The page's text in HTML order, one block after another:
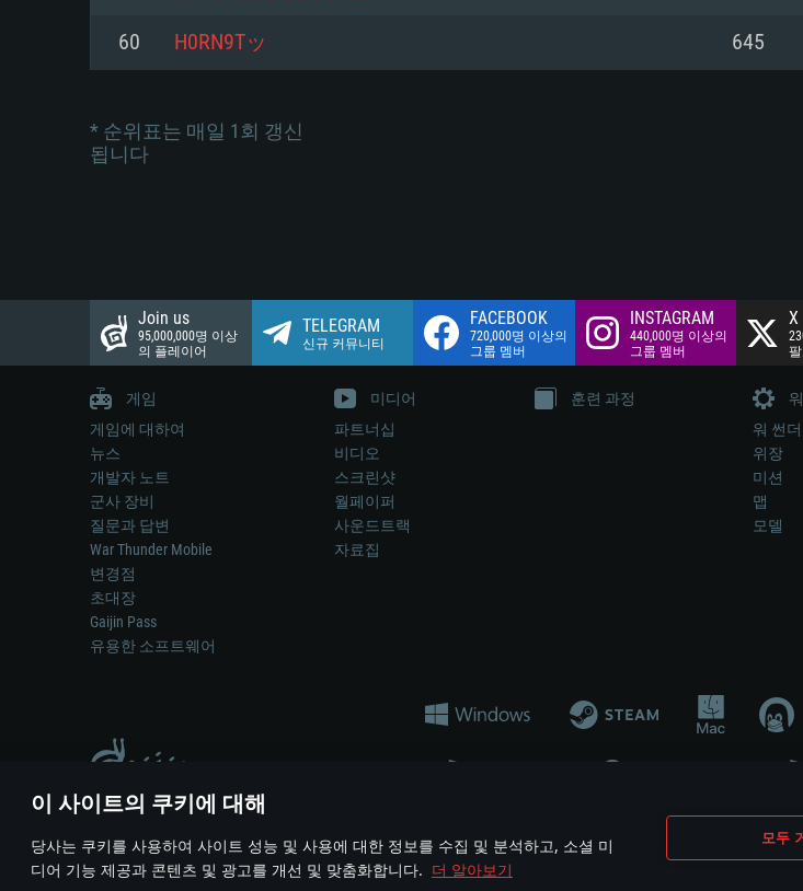
이 사이트의 쿠키에 대해
당사는 쿠키를 사용하여 사이트 성능 및 사용에 대한 정보를 수집 및 분석하고, 소셜 미
디어 기능 제공과 콘텐츠 및 광고를 개선 및 맞춤화합니다. 더 알아보기
모두
60 H0RN9Tッ 645
* 순위표는 매일 1회 갱신
됩니다
Join us
95,000,000명 이상
의 플레이어
TELEGRAM
신규 커뮤니티
FACEBOOK
720,000명 이상의
그룹 멤버
INSTAGRAM
440,000명 이상의
그룹 멤버
X
게임
게임에 대하여
뉴스
개발자 노트
군사 장비
질문과 답변
War Thunder Mobile
변경점
초대장
Gaijin Pass
유용한 소프트웨어
미디어
파트너십
비디오
스크린샷
월페이퍼
사운드트랙
자료집
훈련 과정
워 썬더
위장
미션
맵
모델
게임 에서 어떠한 현실의 무기나 차량을 묘사하는 것은 무기 개발 업체나 장비 제조 업체가 게임 개발 후원
© 2011—2026 Gaijin Games Kft. All trademarks, logos and brand names are the property of their respective owners.
이용 약관 이용 약관